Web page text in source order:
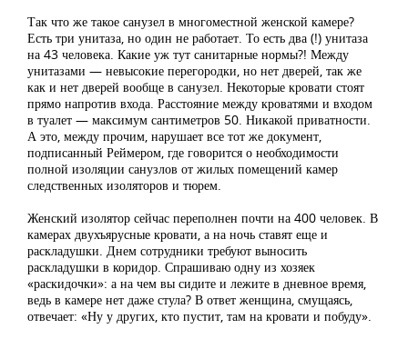
Так что же такое санузел в многоместной женской камере?
Есть три унитаза, но один не работает. То есть два (!) унитаза
на 43 человека. Какие уж тут санитарные нормы?! Между
унитазами — невысокие перегородки, но нет дверей, так же
как и нет дверей вообще в санузел. Некоторые кровати стоят
прямо напротив входа. Расстояние между кроватями и входом
в туалет — максимум сантиметров 50. Никакой приватности.
А это, между прочим, нарушает все тот же документ,
подписанный Реймером, где говорится о необходимости
полной изоляции санузлов от жилых помещений камер
следственных изоляторов и тюрем.
Женский изолятор сейчас переполнен почти на 400 человек. В
камерах двухъярусные кровати, а на ночь ставят еще и
раскладушки. Днем сотрудники требуют выносить
раскладушки в коридор. Спрашиваю одну из хозяек
«раскидочки»: а на чем вы сидите и лежите в дневное время,
ведь в камере нет даже стула? В ответ женщина, смущаясь,
отвечает: «Ну у других, кто пустит, там на кровати и побуду».